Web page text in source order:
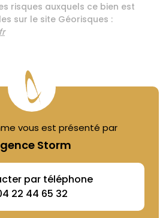
risques auxquels ce bien est
sur le site Géorisques :
vous est présenté par
Storm
par téléphone
22 44 65 32